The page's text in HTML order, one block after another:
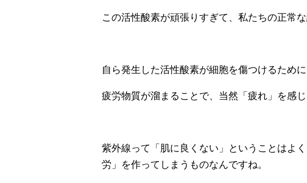
この活性酸素が頑張りすぎて、私たちの正常
自ら発生した活性酸素が細胞を傷つけるため
疲労物質が溜まることで、当然「疲れ」を感
紫外線って「肌に良くない」ということはよ
労」を作ってしまうものなんですね。